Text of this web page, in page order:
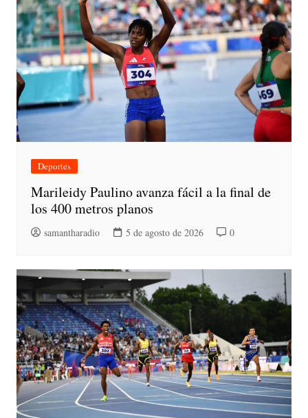
Deportes
Marileidy Paulino avanza fácil a la final de
los 400 metros planos
samantharadio 5 de agosto de 2026 0